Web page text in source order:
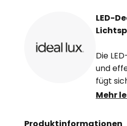
LED-
Die
und
fügt
Mit
Mehr